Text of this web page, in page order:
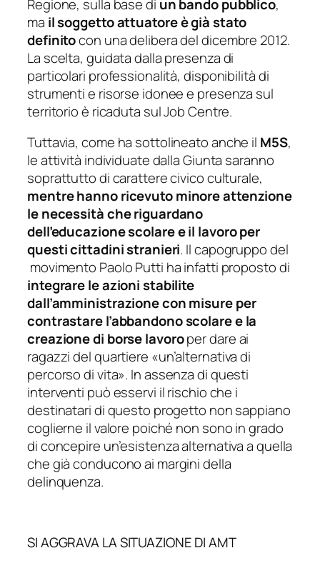
Regione, sulla base di un bando pubblico,
ma il soggetto attuatore è già stato
definitocon una delibera del dicembre 2012.
La scelta, guidata dalla presenza di
particolari professionalità, disponibilità di
strumenti e risorse idonee e presenza sul
territorio è ricaduta sul Job Centre.
Tuttavia, come ha sottolineato anche il M5S,
le attività individuate dalla Giunta saranno
soprattutto di carattere civico culturale,
mentre hanno ricevuto minore attenzione
le necessità che riguardano
dell’educazione scolare e il lavoro per
questi cittadini stranieri. Il capogruppo del
movimento Paolo Putti ha infatti proposto di
integrare le azioni stabilite
dall’amministrazione con misure per
contrastare l’abbandono scolare e la
creazione di borse lavoroper dare ai
ragazzi del quartiere «un’alternativa di
percorso di vita». In assenza di questi
interventi può esservi il rischio che i
destinatari di questo progetto non sappiano
coglierne il valore poiché non sono in grado
di concepire un’esistenza alternativa a quella
che già conducono ai margini della
delinquenza.
SI AGGRAVA LA SITUAZIONE DI AMT